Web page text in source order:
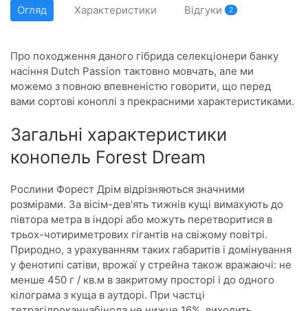
Огляд Характеристики Відгуки 2
Про походження даного гібрида селекціонери банку
насіння Dutch Passion тактовно мовчать, але ми
можемо з повною впевненістю говорити, що перед
вами сортові коноплі з прекрасними характеристиками.
Загальні характеристики
конопель Forest Dream
Рослини Форест Дрім відрізняються значними
розмірами. За вісім-дев'ять тижнів кущі вимахують до
півтора метра в індорі або можуть перетворитися в
трьох-чотириметрових гігантів на свіжому повітрі.
Природно, з урахуванням таких габаритів і домінування
у фенотипі сатіви, врожаї у стрейна також вражаючі: не
менше 450 г / кв.м в закритому просторі і до одного
кілограма з куща в аутдорі. При частці